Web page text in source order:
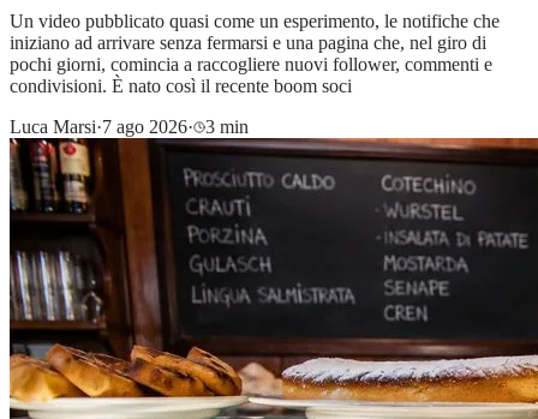
Un video pubblicato quasi come un esperimento, le notifiche che
iniziano ad arrivare senza fermarsi e una pagina che, nel giro di
pochi giorni, comincia a raccogliere nuovi follower, commenti e
condivisioni. È nato così il recente boom soci
Luca Marsi·7 ago 2026· 3 min